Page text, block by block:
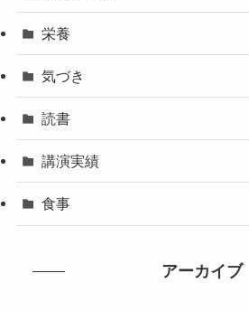
栄養
気づき
読書
講演実績
食事
アーカイブ